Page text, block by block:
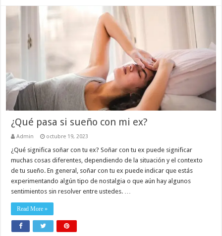
¿Qué pasa si sueño con mi ex?
Admin octubre 19, 2023
¿Qué significa soñar con tu ex? Soñar con tu ex puede significar
muchas cosas diferentes, dependiendo de la situación y el contexto
de tu sueño. En general, soñar con tu ex puede indicar que estás
experimentando algún tipo de nostalgia o que aún hay algunos
sentimientos sin resolver entre ustedes. …
Read More »